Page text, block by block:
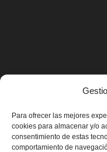
Para ofrecer las mejores
cookies para almacenar y/o
consentimiento de estas
comportamiento de